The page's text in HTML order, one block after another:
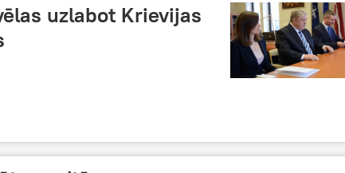
uzlabot Krievijas